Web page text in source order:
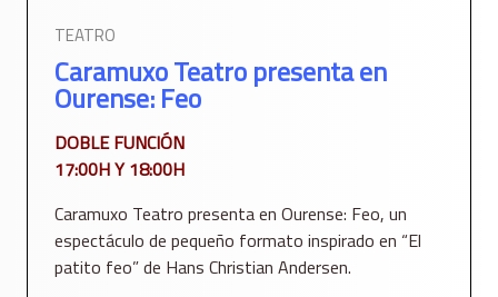
TEATRO
Caramuxo Teatro presenta en
Ourense: Feo
DOBLE FUNCIÓN
17:00H Y 18:00H
Caramuxo Teatro presenta en Ourense: Feo, un
espectáculo de pequeño formato inspirado en “El
patito feo” de Hans Christian Andersen.